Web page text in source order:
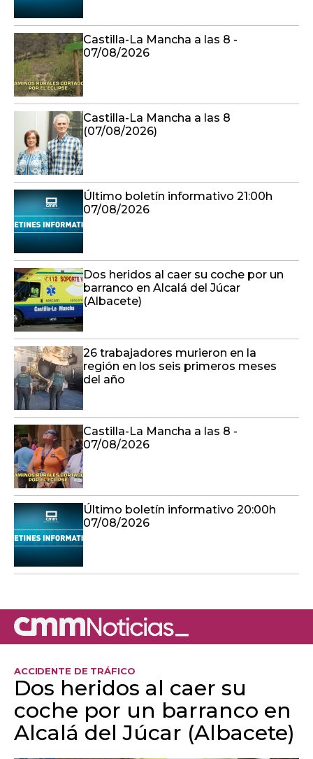
Castilla-La Mancha a las 8 -
07/08/2026
Castilla-La Mancha a las 8
(07/08/2026)
Último boletín informativo 21:00h
07/08/2026
Dos heridos al caer su coche por un
barranco en Alcalá del Júcar
(Albacete)
26 trabajadores murieron en la
región en los seis primeros meses
del año
Castilla-La Mancha a las 8 -
07/08/2026
Último boletín informativo 20:00h
07/08/2026
ACCIDENTE DE TRÁFICO
Dos heridos al caer su
coche por un barranco en
Alcalá del Júcar (Albacete)